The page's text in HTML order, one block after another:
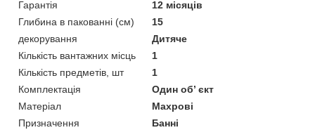
Гарантія
12 місяців
Глибина в пакованні (см)
15
декорування
Дитяче
Кількість вантажних місць
1
Кількість предметів, шт
1
Комплектація
Один об’ єкт
Матеріал
Махрові
Призначення
Банні